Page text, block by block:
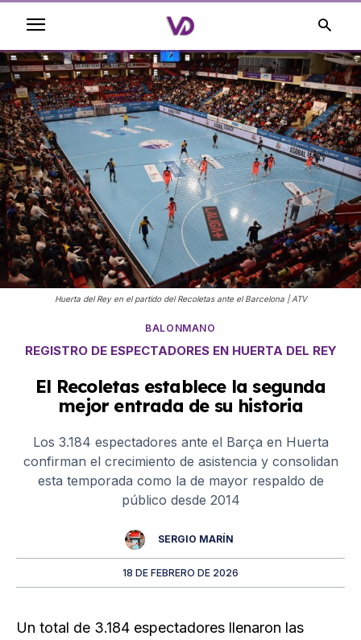
Huerta del Rey en el partido del Recoletas ante el Barcelona | ATV
BALONMANO
REGISTRO DE ESPECTADORES EN HUERTA DEL REY
El Recoletas establece la segunda
mejor entrada de su historia
Los 3.184 espectadores ante el Barça en Huerta
confirman el crecimiento de asistencia y consolidan
esta temporada como la de mayor respaldo de
público desde 2014
SERGIO MARÍN
18 DE FEBRERO DE 2026
Un total de 3.184 espectadores llenaron las